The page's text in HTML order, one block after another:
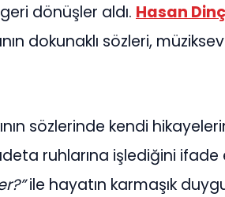
dönüşler aldı. Hasan
dokunaklı sözleri,
sözlerinde kendi
ruhlarına işlediğini ifade
ile hayatın karmaşık